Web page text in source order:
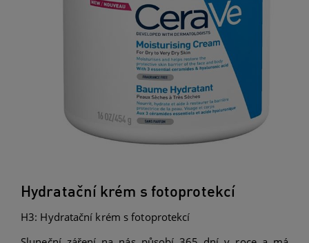
Hydratační krém s fotoprotekcí
H3: Hydratační krém s fotoprotekcí